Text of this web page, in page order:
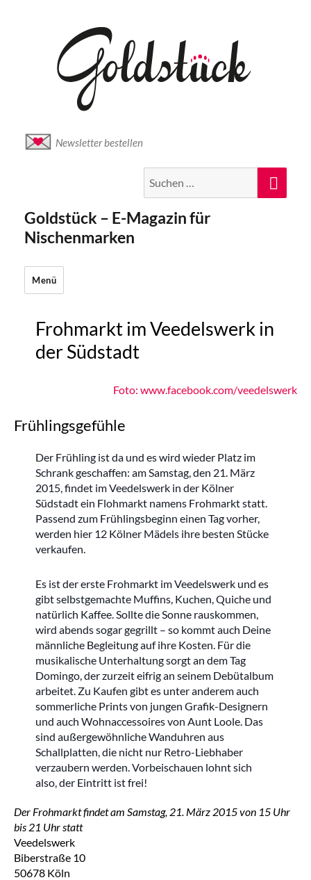
Newsletter bestellen
nach:
Goldstück – E-Magazin für
Nischenmarken
Menü
Frohmarkt im Veedelswerk in
der Südstadt
Foto: www.facebook.com/veedelswerk
Frühlingsgefühle
Der Frühling ist da und es wird wieder Platz im
Schrank geschaffen: am Samstag, den 21. März
2015, findet im Veedelswerk in der Kölner
Südstadt ein Flohmarkt namens Frohmarkt statt.
Passend zum Frühlingsbeginn einen Tag vorher,
werden hier 12 Kölner Mädels ihre besten Stücke
verkaufen.
Es ist der erste Frohmarkt im Veedelswerk und es
gibt selbstgemachte Muffins, Kuchen, Quiche und
natürlich Kaffee. Sollte die Sonne rauskommen,
wird abends sogar gegrillt – so kommt auch Deine
männliche Begleitung auf ihre Kosten. Für die
musikalische Unterhaltung sorgt an dem Tag
Domingo, der zurzeit eifrig an seinem Debütalbum
arbeitet. Zu Kaufen gibt es unter anderem auch
sommerliche Prints von jungen Grafik-Designern
und auch Wohnaccessoires von Aunt Loole. Das
sind außergewöhnliche Wanduhren aus
Schallplatten, die nicht nur Retro-Liebhaber
verzaubern werden. Vorbeischauen lohnt sich
also, der Eintritt ist frei!
Der Frohmarkt findet am Samstag, 21. März 2015 von 15 Uhr
bis 21 Uhr statt
Veedelswerk
Biberstraße 10
50678 Köln